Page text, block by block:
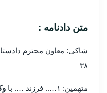
متن دادنامه :
شاکی: معاون محترم
۳۸
متهمین: ۱….. فرزند …. با